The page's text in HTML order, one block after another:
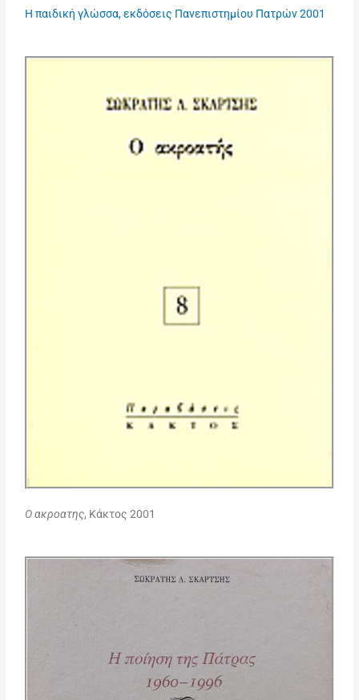
Η παιδική γλώσσα, εκδόσεις Πανεπιστημίου Πατρών 2001
Ο ακροατης, Κάκτος 2001